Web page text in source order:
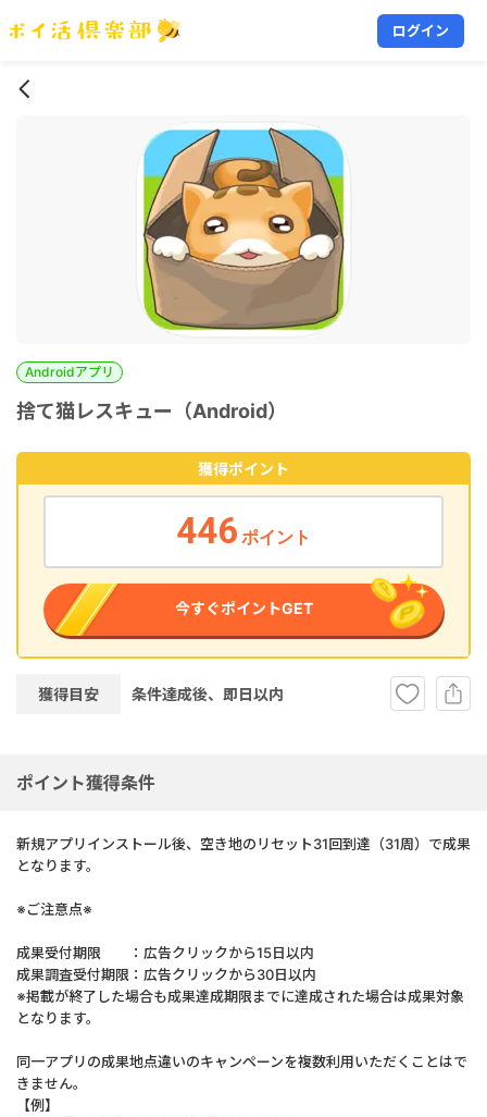
ログイン
Androidアプリ
捨て猫レスキュー（Android）
獲得ポイント
446 ポイント
今すぐポイントGET
獲得目安 条件達成後、即日以内
ポイント獲得条件
新規アプリインストール後、空き地のリセット31回到達（31周）で成果
となります。
※ご注意点※
成果受付期限 ：広告クリックから15日以内
成果調査受付期限：広告クリックから30日以内
※掲載が終了した場合も成果達成期限までに達成された場合は成果対象
となります。
同一アプリの成果地点違いのキャンペーンを複数利用いただくことはで
きません。
【例】